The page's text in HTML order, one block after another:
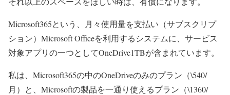
Microsoft365という、月々使用量を支払い（サブスクリプ
ション）Microsoft Officeを利用するシステムに、サービス
対象アプリの一つとしてOneDrive1TBが含まれています。
私は、Microsoft365の中のOneDriveのみのプラン（\540/
月）と、Microsoftの製品を一通り使えるプラン（\1360/